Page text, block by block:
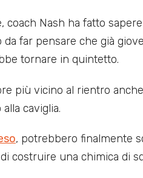
Nash ha fatto
far pensare che già
tornare in quintetto.
più vicino al rientro anche
caviglia.
, potrebbero finalmente
costruire una chimica di